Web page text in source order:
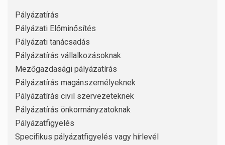
Pályázatírás
Pályázati Előminősítés
Pályázati tanácsadás
Pályázatírás vállalkozásoknak
Mezőgazdasági pályázatírás
Pályázatírás magánszemélyeknek
Pályázatírás civil szervezeteknek
Pályázatírás önkormányzatoknak
Pályázatfigyelés
Specifikus pályázatfigyelés vagy hírlevél